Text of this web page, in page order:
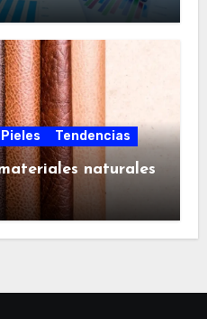
Pieles Tendencias
naturales